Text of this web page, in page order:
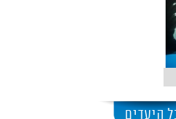
היעדים